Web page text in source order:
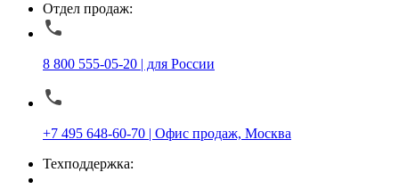
Отдел продаж:
8 800 555-05-20 | для России
+7 495 648-60-70 | Офис продаж, Москва
Техподдержка: